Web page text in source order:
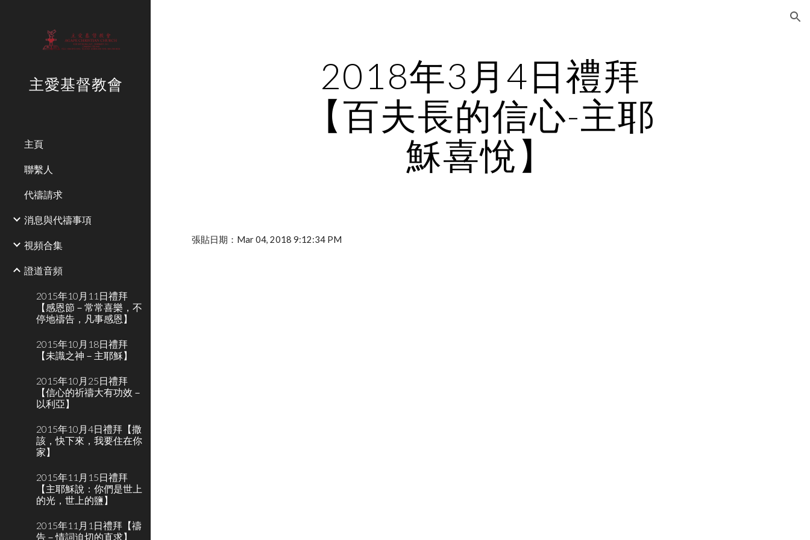
主愛基督教會
主頁
聯繫人
代禱請求
消息與代禱事項
視頻合集
證道音頻
2015年10月11日禮拜
【感恩節－常常喜樂，不
停地禱告，凡事感恩】
2015年10月18日禮拜
【未識之神－主耶穌】
2015年10月25日禮拜
【信心的祈禱大有功效－
以利亞】
2015年10月4日禮拜【撒
該，快下來，我要住在你
家】
2015年11月15日禮拜
【主耶穌說：你們是世上
的光，世上的鹽】
2015年11月1日禮拜【禱
告－情詞迫切的直求】
2018年3月4日禮拜
【百夫長的信心-主耶
穌喜悅】
張貼日期：Mar 04, 2018 9:12:34 PM